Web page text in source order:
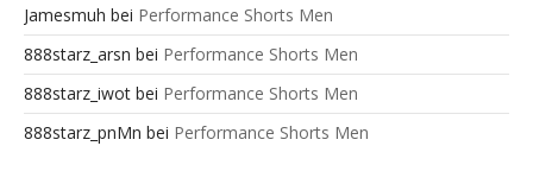
Jamesmuh bei Performance Shorts Men
888starz_arsn bei Performance Shorts Men
888starz_iwot bei Performance Shorts Men
888starz_pnMn bei Performance Shorts Men